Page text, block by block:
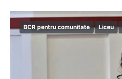
BCR pentru comunitate Liceu